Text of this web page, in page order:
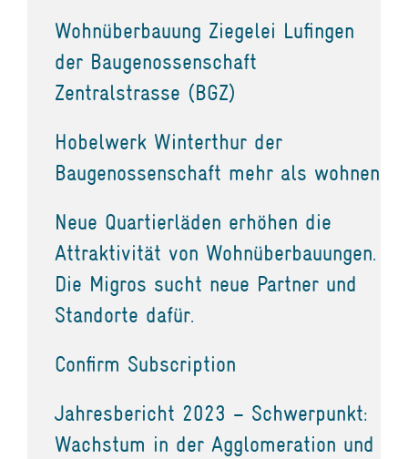
Wohnüberbauung Ziegelei Lufingen
der Baugenossenschaft
Zentralstrasse (BGZ)
Hobelwerk Winterthur der
Baugenossenschaft mehr als wohnen
Neue Quartierläden erhöhen die
Attraktivität von Wohnüberbauungen.
Die Migros sucht neue Partner und
Standorte dafür.
Confirm Subscription
Jahresbericht 2023 – Schwerpunkt:
Wachstum in der Agglomeration und